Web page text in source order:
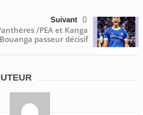
Suivant
/PEA et Kanga
passeur décisif